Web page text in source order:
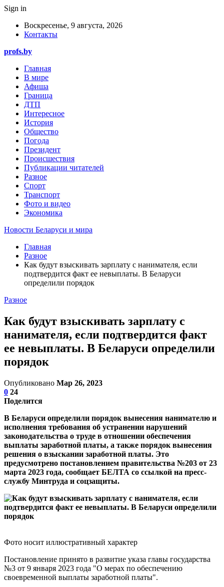
Sign in
Воскресенье, 9 августа, 2026
Контакты
profs.by
Главная
В мире
Афиша
Граница
ДТП
Интересное
История
Общество
Погода
Президент
Происшествия
Публикации читателей
Разное
Спорт
Транспорт
Фото и видео
Экономика
Новости Беларуси и мира
Главная
Разное
Как будут взыскивать зарплату с нанимателя, если
подтвердится факт ее невыплаты. В Беларуси
определили порядок
Разное
Как будут взыскивать зарплату с
нанимателя, если подтвердится факт
ее невыплаты. В Беларуси определили
порядок
Опубликовано Мар 26, 2023
0 24
Поделится
В Беларуси определили порядок вынесения нанимателю и
исполнения требования об устранении нарушений
законодательства о труде в отношении обеспечения
выплаты заработной платы, а также порядок вынесения
решения о взыскании заработной платы. Это
предусмотрено постановлением правительства №203 от 23
марта 2023 года, сообщает БЕЛТА со ссылкой на пресс-
службу Минтруда и соцзащиты.
Фото носит иллюстративный характер
Постановление принято в развитие указа главы государства
№3 от 9 января 2023 года "О мерах по обеспечению
своевременной выплаты заработной платы".